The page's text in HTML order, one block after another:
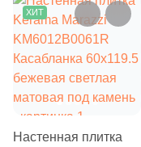
под камень
ХИТ
Настенная плитка